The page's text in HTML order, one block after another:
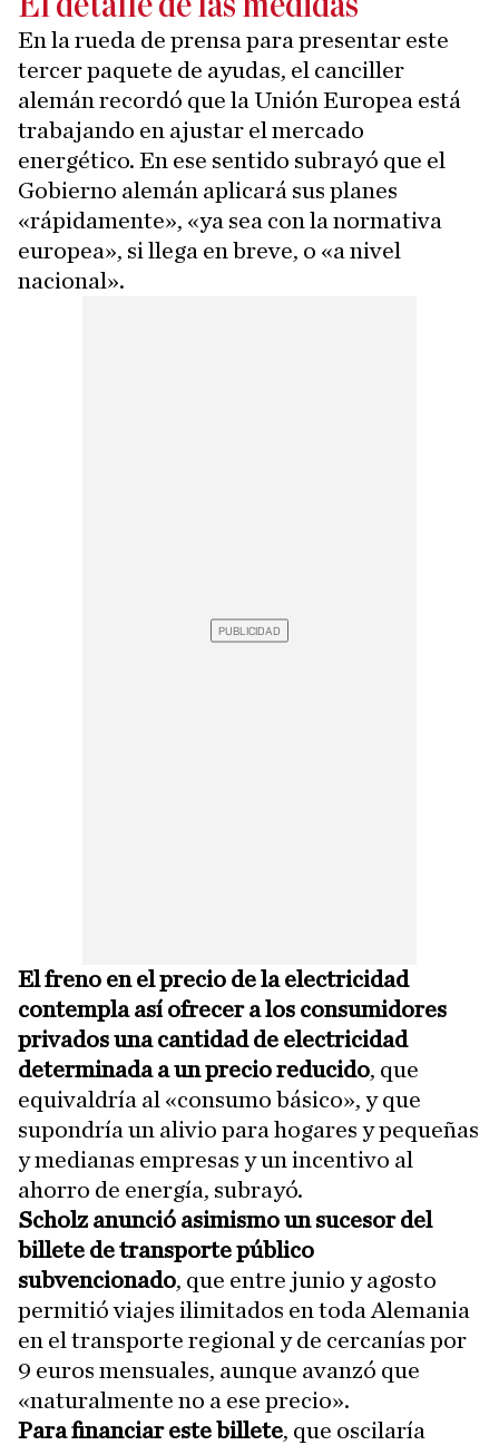
En la rueda de prensa para presentar este
tercer paquete de ayudas, el canciller
alemán recordó que la Unión Europea está
trabajando en ajustar el mercado
energético. En ese sentido subrayó que el
Gobierno alemán aplicará sus planes
«rápidamente», «ya sea con la normativa
europea», si llega en breve, o «a nivel
nacional».
El freno en el precio de la electricidad
contempla así ofrecer a los consumidores
privados una cantidad de electricidad
determinada a un precio reducido, que
equivaldría al «consumo básico», y que
supondría un alivio para hogares y pequeñas
y medianas empresas y un incentivo al
ahorro de energía, subrayó.
Scholz anunció asimismo un sucesor del
billete de transporte público
subvencionado, que entre junio y agosto
permitió viajes ilimitados en toda Alemania
en el transporte regional y de cercanías por
9 euros mensuales, aunque avanzó que
«naturalmente no a ese precio».
Para financiar este billete, que oscilaría